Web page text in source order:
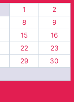
1
2
8
9
15
16
22
23
29
30